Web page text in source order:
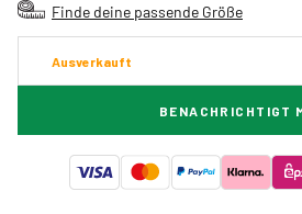
Finde deine passende Größe
Ausverkauft
BENACHRICHTIGT